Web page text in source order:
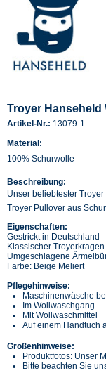
Troyer Hanseheld
Artikel-Nr.: 13079-1
Material:
100% Schurwolle
Beschreibung:
Unser beliebtester
Troyer Pullover aus
Eigenschaften:
Gestrickt in Deutschland
Klassischer
Umgeschlagene
Farbe: Beige Meliert
Pflegehinweise:
Maschinenwäsche
Im Wollwaschgang
Mit Wollwaschmittel
Auf einem Handtuch
Größenhinweise:
Produktfotos: Unser
Bitte beachten Sie